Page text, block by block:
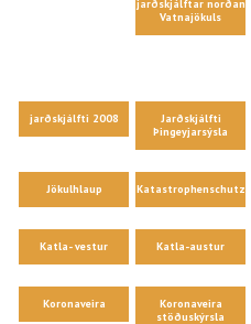
jarðskjálftar norðan
Vatnajökuls
jarðskjálfti 2008
Jarðskjálfti
Þingeyjarsýsla
Jökulhlaup Katastrophenschutz
Katla- vestur Katla-austur
Koronaveira
Koronaveira
stöðuskýrsla